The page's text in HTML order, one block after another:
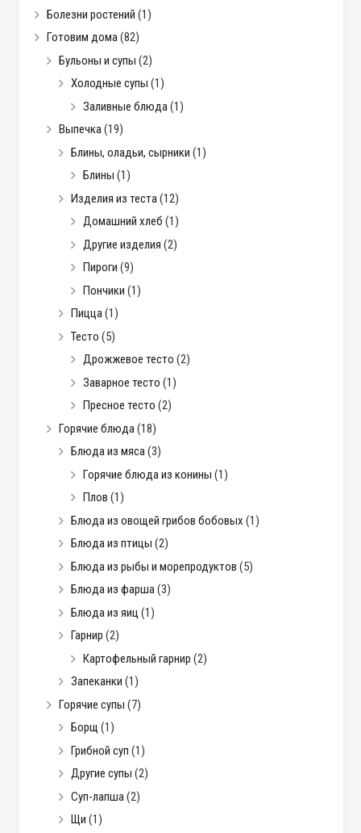
Болезни ростений (1)
Готовим дома(82)
Бульоны и супы (2)
Холодные супы (1)
Заливные блюда(1)
Выпечка(19)
Блины, оладьи, сырники (1)
Блины (1)
Изделия из теста(12)
Домашний хлеб (1)
Другие изделия (2)
Пироги (9)
Пончики (1)
Пицца(1)
Тесто (5)
Дрожжевое тесто (2)
Заварное тесто (1)
Пресное тесто (2)
Горячие блюда(18)
Блюда из мяса(3)
Горячие блюда из конины (1)
Плов (1)
Блюда из овощей грибов бобовых (1)
Блюда из птицы (2)
Блюда из рыбы и морепродуктов (5)
Блюда из фарша(3)
Блюда из яиц (1)
Гарнир (2)
Картофельный гарнир (2)
Запеканки (1)
Горячие супы (7)
Борщ (1)
Грибной суп (1)
Другие супы (2)
Суп-лапша(2)
Щи (1)